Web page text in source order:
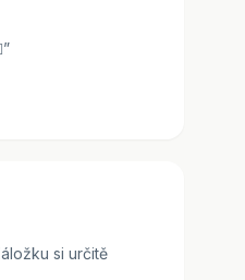
”
si určitě